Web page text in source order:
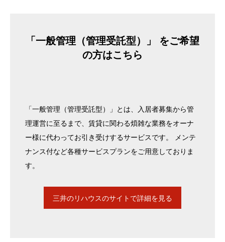
「一般管理（管理受託型）」 をご希望
の方はこちら
「一般管理（管理受託型）」とは、入居者募集から管
理運営に至るまで、賃貸に関わる煩雑な業務をオーナ
ー様に代わってお引き受けするサービスです。 メンテ
ナンス付など各種サービスプランをご用意しておりま
す。
三井のリハウスのサイトで詳細を見る